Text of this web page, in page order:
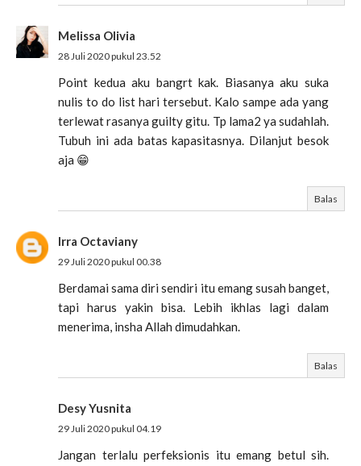
Melissa Olivia
28 Juli 2020 pukul 23.52
Point kedua aku bangrt kak. Biasanya aku suka
nulis to do list hari tersebut. Kalo sampe ada yang
terlewat rasanya guilty gitu. Tp lama2 ya sudahlah.
Tubuh ini ada batas kapasitasnya. Dilanjut besok
aja 😁
Balas
Irra Octaviany
29 Juli 2020 pukul 00.38
Berdamai sama diri sendiri itu emang susah banget,
tapi harus yakin bisa. Lebih ikhlas lagi dalam
menerima, insha Allah dimudahkan.
Balas
Desy Yusnita
29 Juli 2020 pukul 04.19
Jangan terlalu perfeksionis itu emang betul sih.